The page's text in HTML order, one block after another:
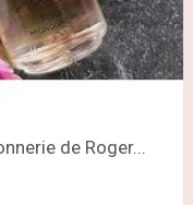
de Roger...